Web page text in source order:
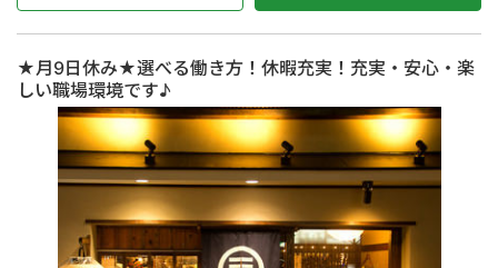
★月9日休み★選べる働き方！休暇充実！充実・安心・楽
しい職場環境です♪